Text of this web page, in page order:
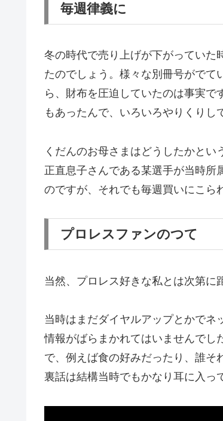
毎週律義に
冬の時代で売り上げが下がっていた
たのでしょう。様々な別冊号がでて
ら、財布を圧迫していたのは事実
もあったんで、いろいろやりくりし
くだんのお母さまはどうしたかとい
正直息子さんである某選手が当時所
のですが、それでも毎週買いにこら
プロレスファンのつて
当然、プロレス好きな私とは次第に
当時はまだダイヤルアップとかでネ
情報がばらまかれてはいませんでし
で、例えば食の好みだったり、誰そ
裏話は結構当時でもかなり耳に入っ